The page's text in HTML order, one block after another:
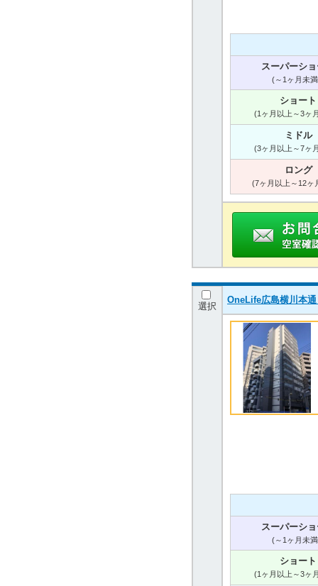
スーパーシ
(～1ヶ月未
ショート
(1ヶ月以上～3ヶ
ミドル
(3ヶ月以上～7ヶ
ロング
(7ヶ月以上～12ヶ
選択
OneLife広島横川本
スーパーシ
(～1ヶ月未
ショート
(1ヶ月以上～3ヶ